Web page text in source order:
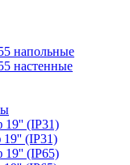
напольные
настенные
19'' (IP31)
(IP31)
19'' (IP65)